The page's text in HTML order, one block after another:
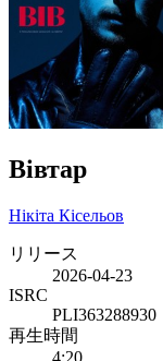
Вівтар
Нікіта Кісельов
リリース
2026-04-23
ISRC
PLI363288930
再生時間
4:20